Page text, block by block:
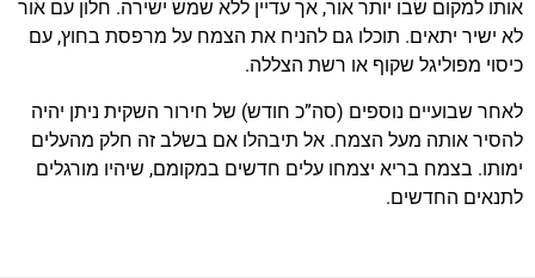
אותו למקום שבו יותר אור, אך עדיין ללא שמש ישירה. חלון עם אור
לא ישיר יתאים. תוכלו גם להניח את הצמח על מרפסת בחוץ, עם
כיסוי מפוליגל שקוף או רשת הצללה.
לאחר שבועיים נוספים (סה”כ חודש) של חירור השקית ניתן יהיה
להסיר אותה מעל הצמח. אל תיבהלו אם בשלב זה חלק מהעלים
ימותו. בצמח בריא יצמחו עלים חדשים במקומם, שיהיו מורגלים
לתנאים החדשים.